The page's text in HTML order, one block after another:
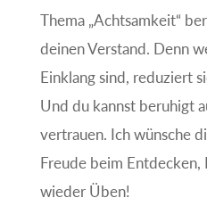
Thema „Achtsamkeit“
deinen Verstand. Denn
Einklang sind, reduziert
Und du kannst beruhigt
vertrauen. Ich wünsche
Freude beim Entdecken,
wieder Üben!